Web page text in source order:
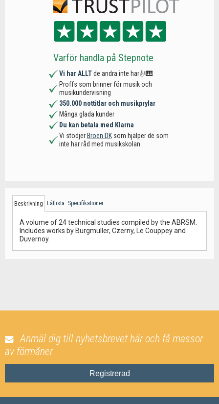
Varför handla på Stepnote
Vi har ALLTde andra inte har🎻🎹
Proffs som brinner för musik och
musikundervisning
350.000 nottitlar och musikprylar
Många glada kunder
Du kan betala med Klarna
Vi stödjer Broen DKsom hjälper de som
inte har råd med musikskolan
Beskrivning Låtlista Specifikationer
A volume of 24 technical studies compiled by the ABRSM.
Includes works by Burgmuller, Czerny, Le Couppey and
Duvernoy.
Anmäl dig till nyhetsbrevet här och få massor
av förmåner
Registrerad